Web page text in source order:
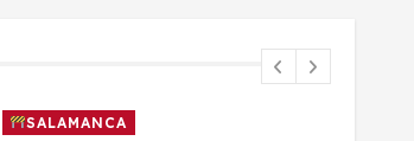
SALAMANCA